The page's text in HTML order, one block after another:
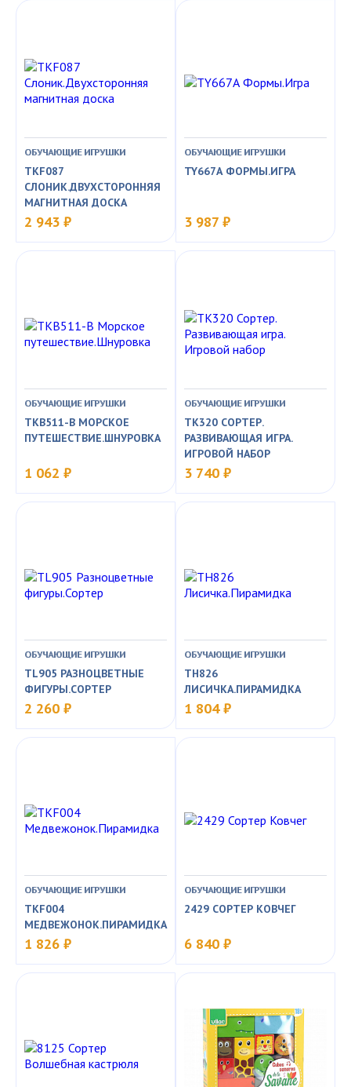
ОБУЧАЮЩИЕ ИГРУШКИ
TKF087
СЛОНИК.ДВУХСТОРОННЯЯ
МАГНИТНАЯ ДОСКА
2 943 ₽
ОБУЧАЮЩИЕ ИГРУШКИ
TY667А ФОРМЫ.ИГРА
3 987 ₽
ОБУЧАЮЩИЕ ИГРУШКИ
TKB511-B МОРСКОЕ
ПУТЕШЕСТВИЕ.ШНУРОВКА
1 062 ₽
ОБУЧАЮЩИЕ ИГРУШКИ
TK320 СОРТЕР.
РАЗВИВАЮЩАЯ ИГРА.
ИГРОВОЙ НАБОР
3 740 ₽
ОБУЧАЮЩИЕ ИГРУШКИ
TL905 РАЗНОЦВЕТНЫЕ
ФИГУРЫ.СОРТЕР
2 260 ₽
ОБУЧАЮЩИЕ ИГРУШКИ
TH826
ЛИСИЧКА.ПИРАМИДКА
1 804 ₽
ОБУЧАЮЩИЕ ИГРУШКИ
TKF004
МЕДВЕЖОНОК.ПИРАМИДКА
1 826 ₽
ОБУЧАЮЩИЕ ИГРУШКИ
2429 СОРТЕР КОВЧЕГ
6 840 ₽